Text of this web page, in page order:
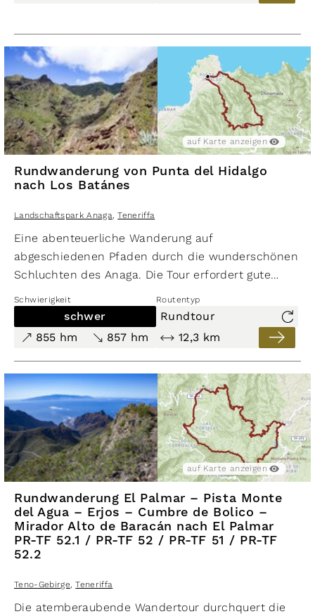
auf Karte anzeigen
Rundwanderung von Punta del Hidalgo
nach Los Batánes
Landschaftspark Anaga Teneriffa
Eine abenteuerliche Wanderung auf
abgeschiedenen Pfaden durch die wunderschönen
Schluchten des Anaga. Die Tour erfordert gute
Landschaft und wunderbare Flora entschädigt
jedoch für alle Anstrengungen.
Schwierigkeit Routentyp
schwer
Rundtour
855 hm
857 hm 12,3 km
auf Karte anzeigen
Rundwanderung El Palmar – Pista Monte
del Agua – Erjos – Cumbre de Bolico –
Mirador Alto de Baracán nach El Palmar
PR-TF 52.1 / PR-TF 52 / PR-TF 51 / PR-TF
52.2
Teno-Gebirge Teneriffa
Die atemberaubende Wandertour durchquert die